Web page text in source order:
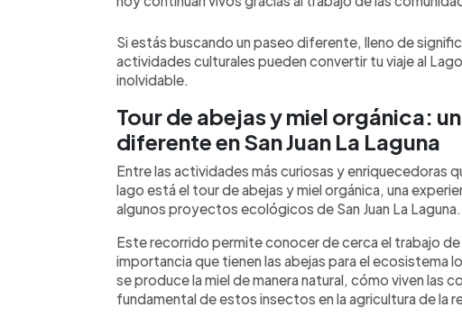
Si estás buscando un paseo diferente, lleno de
actividades culturales pueden convertir tu viaje al
inolvidable.
Tour de abejas y miel orgánica:
diferente en San Juan La Laguna
Entre las actividades más curiosas y enriquecedoras
lago está el tour de abejas y miel orgánica, una
algunos proyectos ecológicos de San Juan La Laguna.
Este recorrido permite conocer de cerca el trabajo de
importancia que tienen las abejas para el ecosistema
se produce la miel de manera natural, cómo viven las
fundamental de estos insectos en la agricultura de la